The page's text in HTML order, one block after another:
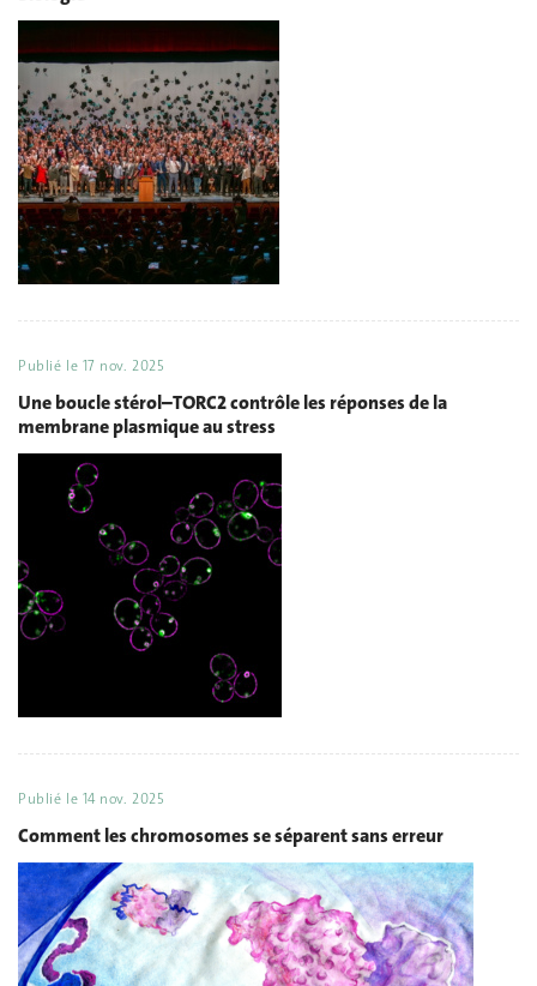
Publié le 17 nov. 2025
Une boucle stérol–TORC2 contrôle les réponses de la
membrane plasmique au stress
Publié le 14 nov. 2025
Comment les chromosomes se séparent sans erreur